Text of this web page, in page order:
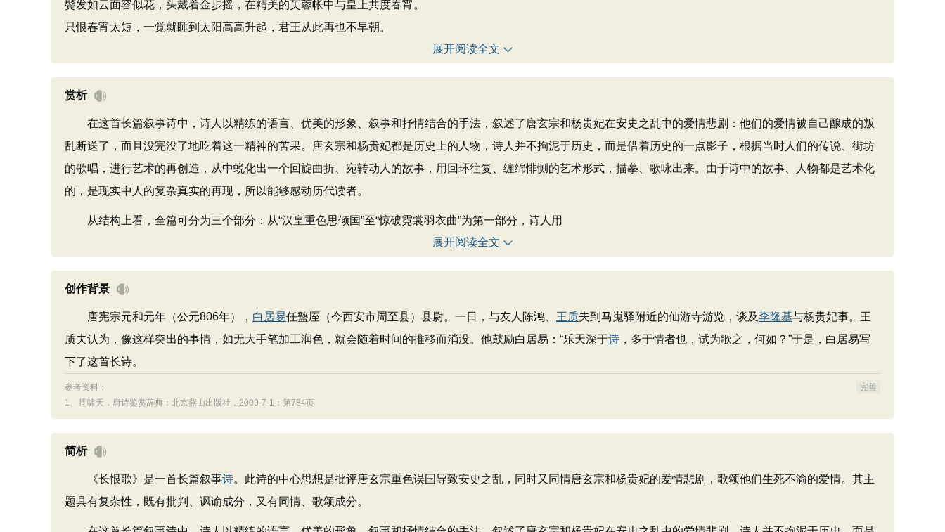
鬓发如云面容似花，头戴着金步摇，在精美的芙蓉帐中与皇上共度春宵。
只恨春宵太短，一觉就睡到太阳高高升起，君王从此再也不早朝。
展开阅读全文
赏析
在这首长篇叙事诗中，诗人以精练的语言、优美的形象、叙事和抒情结合的手法，叙述了唐玄宗和杨贵妃在安史之乱中的爱情悲剧：他们的爱情被自己酿成的叛
乱断送了，而且没完没了地吃着这一精神的苦果。唐玄宗和杨贵妃都是历史上的人物，诗人并不拘泥于历史，而是借着历史的一点影子，根据当时人们的传说、街坊
的歌唱，进行艺术的再创造，从中蜕化出一个回旋曲折、宛转动人的故事，用回环往复、缠绵悱恻的艺术形式，描摹、歌咏出来。由于诗中的故事、人物都是艺术化
的，是现实中人的复杂真实的再现，所以能够感动历代读者。
从结构上看，全篇可分为三个部分：从“汉皇重色思倾国”至“惊破霓裳羽衣曲”为第一部分，诗人用
展开阅读全文
创作背景
唐宪宗元和元年（公元806年）， 白居易任盩厔（今西安市周至县）县尉。一日，与友人陈鸿、 王质夫到马嵬驿附近的仙游寺游览，谈及李隆基与杨贵妃事。王
质夫认为，像这样突出的事情，如无大手笔加工润色，就会随着时间的推移而消没。他鼓励白居易：“乐天深于诗 ，多于情者也，试为歌之，何如？”于是，白居易写
下了这首长诗。
参考资料：
完善
1、
周啸天．唐诗鉴赏辞典：北京燕山出版社，2009-7-1：第784页
简析
《长恨歌》是一首长篇叙事诗。此诗的中心思想是批评唐玄宗重色误国导致安史之乱，同时又同情唐玄宗和杨贵妃的爱情悲剧，歌颂他们生死不渝的爱情。其主
题具有复杂性，既有批判、讽谕成分，又有同情、歌颂成分。